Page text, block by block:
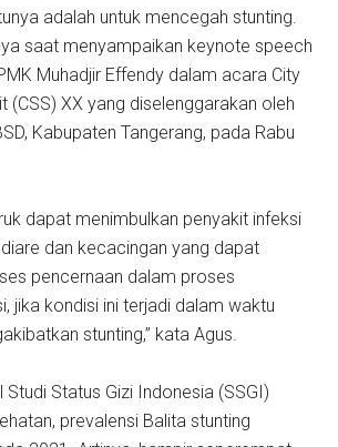
adalah untuk mencegah stunting.
saat menyampaikan keynote speech
Muhadjir Effendy dalam acara City
(CSS) XX yang diselenggarakan oleh
Kabupaten Tangerang, pada Rabu
dapat menimbulkan penyakit infeksi
dan kecacingan yang dapat
pencernaan dalam proses
jika kondisi ini terjadi dalam waktu
stunting,” kata Agus.
Studi Status Gizi Indonesia (SSGI)
prevalensi Balita stunting